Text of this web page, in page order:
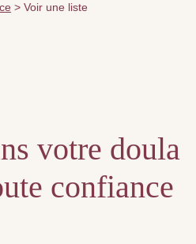
> Voir une liste
votre doula
confiance